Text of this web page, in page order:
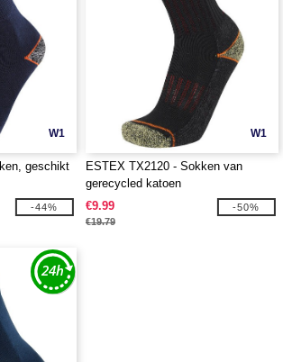
W1
geschikt
-44%
W1
ESTEX TX2120 - Sokken van
gerecycled katoen
€9.99
€19.79
-50%